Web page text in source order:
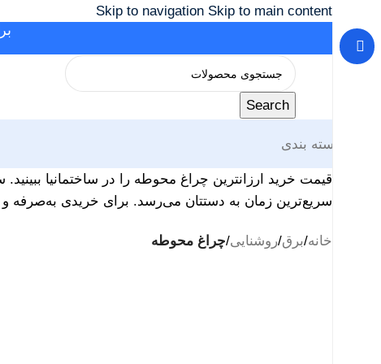
Skip to navigation Skip to main content
Search
دسته بندی
قیمت خرید ارزانترین چراغ محوطه را در ساختمانیا
سریع‌ترین زمان به دستتان می‌رسد. برای خریدی به‌صرفه
خانه/برق/روشنایی/چراغ محوطه